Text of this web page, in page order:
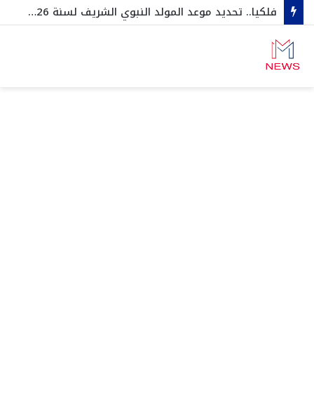
فلكيا.. تحديد موعد المولد النبوي الشريف لسنة 2026